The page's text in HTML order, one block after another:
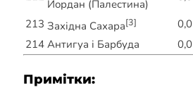
Йордан (Палестина)
213 Західна Сахара[3] 0,0
214 Антигуа і Барбуда 0,0
Примітки: